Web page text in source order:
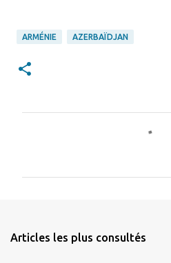
ARMÉNIE AZERBAÏDJAN
n
Articles les plus consultés